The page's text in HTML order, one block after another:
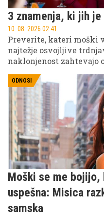
3 znamenja, ki jih
10. 08. 2026 02.41
Preverite, kateri moški
najtežje osvojljive
naklonjenost zahtevajo
ODNOSI
Moški se me bojijo,
uspešna: Misica
samska